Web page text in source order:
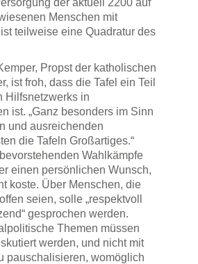
der aktuell 2200 auf
Menschen mit
teilweise eine Quadratur des
Propst der katholischen
ist froh, dass die Tafel ein Teil
Hilfsnetzwerks in
ist. „Ganz besonders im Sinn
und ausreichenden
die Tafeln Großartiges.“
Wahlkämpfe
einen persönlichen Wunsch,
koste. Über Menschen, die
seien, solle „respektvoll
gesprochen werden.
Themen müssen
werden, und nicht mit
pauschalisieren, womöglich